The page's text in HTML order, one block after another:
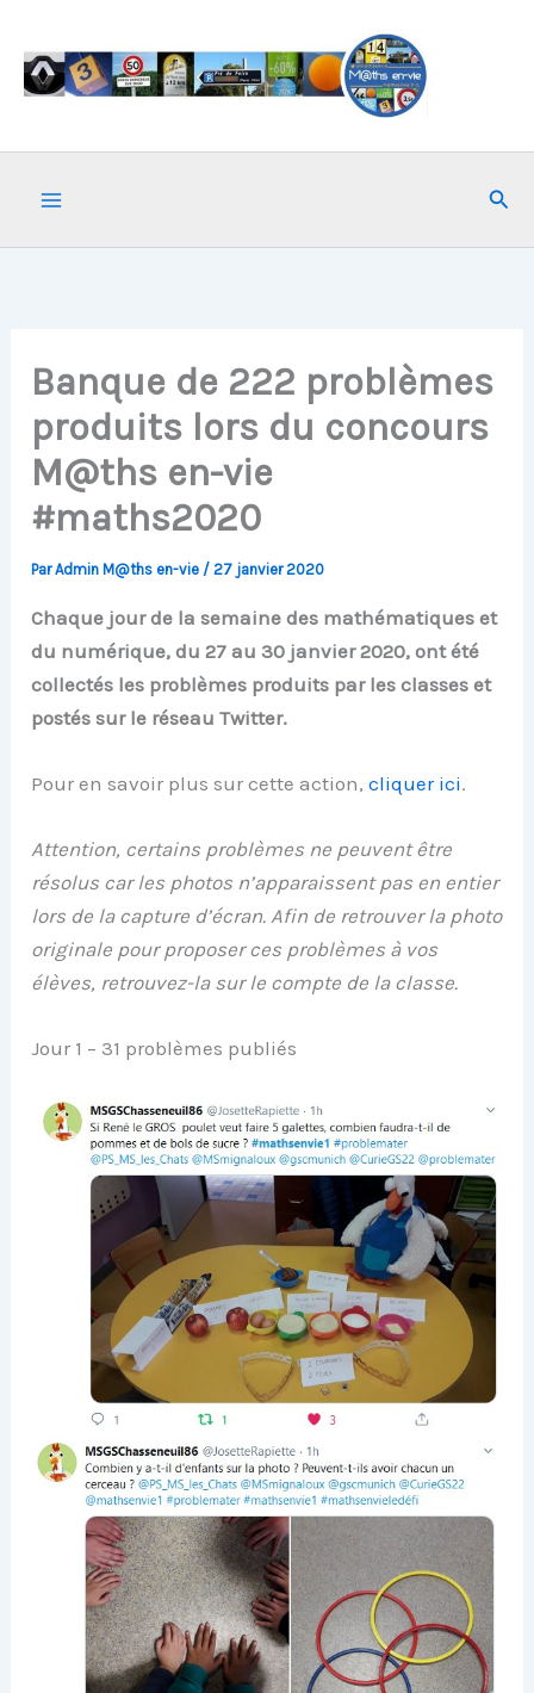
contenu
Banque de 222 problèmes
produits lors du concours
M@ths en-vie
#maths2020
ParAdmin M@ths en-vie /27 janvier 2020
Chaque jour de la semaine des mathématiques et
du numérique, du 27 au 30 janvier 2020, ont été
collectés les problèmes produits par les classes et
postés sur le réseau Twitter.
Pour en savoir plus sur cette action,cliquer ici.
Attention, certains problèmes ne peuvent être
résolus car les photos n’apparaissent pas en entier
lors de la capture d’écran. Afin de retrouver la photo
originale pour proposer ces problèmes à vos
élèves, retrouvez-la sur le compte de la classe.
Jour 1 – 31 problèmes publiés